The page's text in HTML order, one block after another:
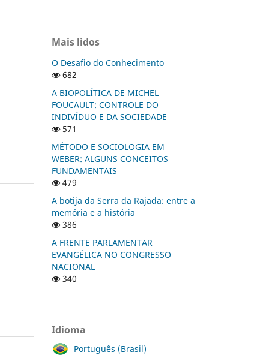
Mais lidos
O Desafio do Conhecimento
682
A BIOPOLÍTICA DE MICHEL
FOUCAULT: CONTROLE DO
INDIVÍDUO E DA SOCIEDADE
571
MÉTODO E SOCIOLOGIA EM
WEBER: ALGUNS CONCEITOS
FUNDAMENTAIS
479
A botija da Serra da Rajada: entre a
memória e a história
386
A FRENTE PARLAMENTAR
EVANGÉLICA NO CONGRESSO
NACIONAL
340
Idioma
Português (Brasil)